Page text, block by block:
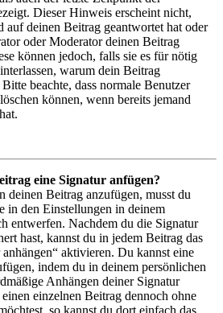
Dieser Hinweis erscheint nicht,
auf deinen Beitrag geantwortet hat oder
oder Moderator deinen Beitrag
können jedoch, falls sie es für nötig
warum dein Beitrag
beachte, dass normale Benutzer
können, wenn bereits jemand
eine Signatur anfügen?
deinen Beitrag anzufügen, musst du
in den Einstellungen in deinem
entwerfen. Nachdem du die Signatur
hast, kannst du in jedem Beitrag das
aktivieren. Du kannst eine
indem du in deinem persönlichen
Anhängen deiner Signatur
einzelnen Beitrag dennoch ohne
so kannst du dort einfach das